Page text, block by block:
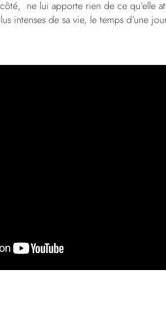
ne lui apporte rien de ce qu’elle
intenses de sa vie, le temps d’une